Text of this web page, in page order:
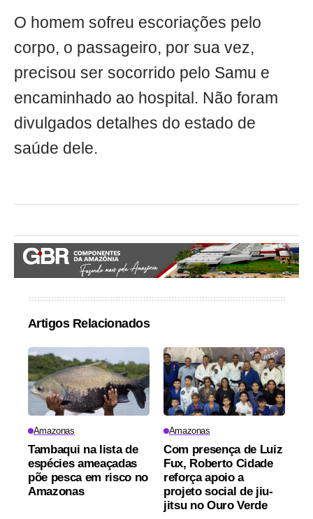
O homem sofreu escoriações pelo
corpo, o passageiro, por sua vez,
precisou ser socorrido pelo Samu e
encaminhado ao hospital. Não foram
divulgados detalhes do estado de
saúde dele.
Artigos Relacionados
Amazonas
Tambaqui na lista de
espécies ameaçadas
põe pesca em risco no
Amazonas
Amazonas
Com presença de Luiz
Fux, Roberto Cidade
reforça apoio a
projeto social de jiu-
jitsu no Ouro Verde